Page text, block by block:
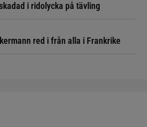
i ridolycka på tävling
red i från alla i Frankrike